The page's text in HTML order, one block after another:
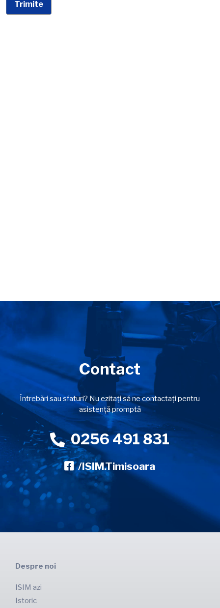
Contact
Întrebări sau sfaturi? Nu ezitați să ne contactați pentru
asistență promptă
0256 491 831
/ISIM.Timisoara
Despre noi
ISIM azi
Istoric